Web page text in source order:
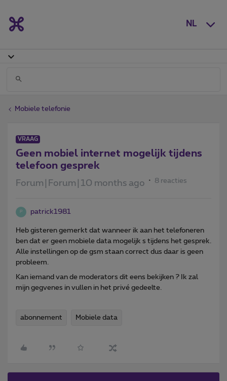
NL
Mobiele telefonie
VRAAG
Geen mobiel internet mogelijk tijdens
telefoon gesprek
Forum|Forum|10 months ago 8 reacties
P patrick1981
Heb gisteren gemerkt dat wanneer ik aan het telefoneren
ben dat er geen mobiele data mogelijk s tijdens het gesprek.
Alle instellingen op de gsm staan correct dus daar is geen
probleem.
Kan iemand van de moderators dit eens bekijken ? Ik zal
mijn gegvenes in vullen in het privé gedeelte.
abonnement Mobiele data